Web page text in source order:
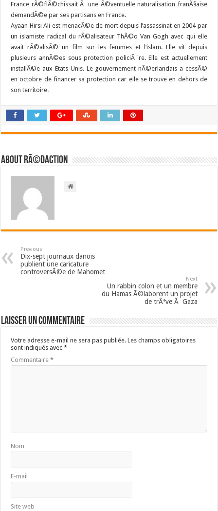
France rÃ©flÃ©chissait Ã une Ã©ventuelle naturalisation franÃ§aise
demandÃ©e par ses partisans en France.
Ayaan Hirsi Ali est menacÃ©e de mort depuis l’assassinat en 2004 par
un islamiste radical du rÃ©alisateur ThÃ©o Van Gogh avec qui elle
avait rÃ©alisÃ© un film sur les femmes et l’islam. Elle vit depuis
plusieurs annÃ©es sous protection policiÃ¨re. Elle est actuellement
installÃ©e aux Etats-Unis. Le gouvernement nÃ©erlandais a cessÃ©
en octobre de financer sa protection car elle se trouve en dehors de
son territoire.
About RÃ©daction
Previous
Dix-sept journaux danois
publient une caricature
controversÃ©e de Mahomet
Next
Un rabbin colon et un membre
du Hamas Ã©laborent un projet
de trÃªve Ã Gaza
Laisser un commentaire
Votre adresse e-mail ne sera pas publiée. Les champs obligatoires
sont indiqués avec*
Commentaire*
Nom
E-mail
Site web